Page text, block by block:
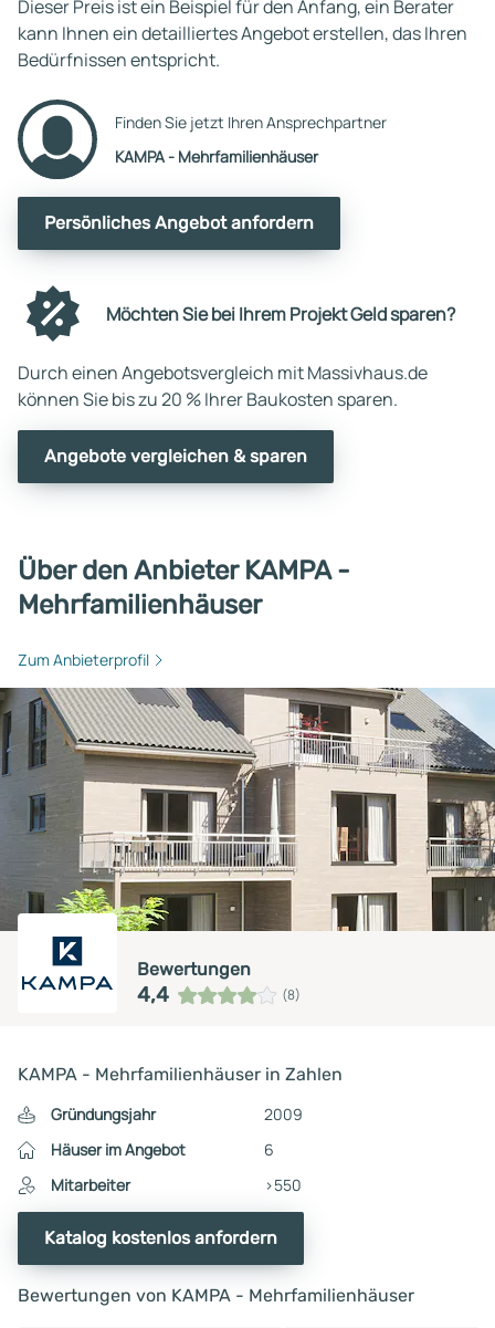
Dieser Preis ist ein Beispiel für den Anfang, ein Berater
kann Ihnen ein detailliertes Angebot erstellen, das Ihren
Bedürfnissen entspricht.
Finden Sie jetzt Ihren Ansprechpartner
KAMPA - Mehrfamilienhäuser
Persönliches Angebot anfordern
Möchten Sie bei Ihrem Projekt Geld sparen?
Durch einen Angebotsvergleich mit Massivhaus.de
können Sie bis zu 20 % Ihrer Baukosten sparen.
Angebote vergleichen & sparen
Über den Anbieter KAMPA -
Mehrfamilienhäuser
Zum Anbieterprofil
Bewertungen
4,4 (8)
KAMPA - Mehrfamilienhäuser in Zahlen
Gründungsjahr
2009
Häuser im Angebot
6
Mitarbeiter
>550
Katalog kostenlos anfordern
Bewertungen von KAMPA - Mehrfamilienhäuser